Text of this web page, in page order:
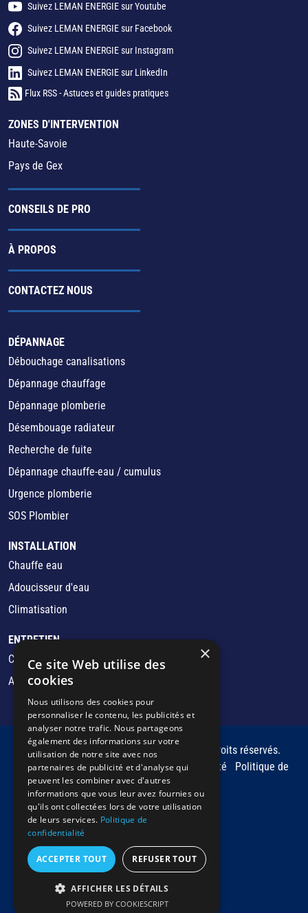
Suivez LEMAN ENERGIE sur Youtube
Suivez LEMAN ENERGIE sur Facebook
Suivez LEMAN ENERGIE sur Instagram
Suivez LEMAN ENERGIE sur LinkedIn
Flux RSS - Astuces et guides pratiques
ZONES D'INTERVENTION
Haute-Savoie
Pays de Gex
CONSEILS DE PRO
À PROPOS
CONTACTEZ NOUS
DÉPANNAGE
Débouchage canalisations
Dépannage chauffage
Dépannage plomberie
Désembouage radiateur
Recherche de fuite
Dépannage chauffe-eau / cumulus
Urgence plomberie
SOS Plombier
INSTALLATION
Chauffe eau
Adoucisseur d'eau
Climatisation
ENTRETIEN
Chauffage/Chaudière
Adoucisseur d'eau
Copyright © 2026 LEMAN ENERGIE. Tous droits réservés.
Mentions légales
Politique de confidentialité
Politique de
cookies
×
Ce site Web utilise des
cookies
Nous utilisons des cookies pour
personnaliser le contenu, les publicités et
analyser notre trafic. Nous partageons
également des informations sur votre
utilisation de notre site avec nos
partenaires de publicité et d'analyse qui
peuvent les combiner avec d'autres
informations que vous leur avez fournies ou
qu'ils ont collectées lors de votre utilisation
de leurs services. Politique de
confidentialité
ACCEPTER TOUT REFUSER TOUT
AFFICHER LES DÉTAILS
POWERED BY COOKIESCRIPT